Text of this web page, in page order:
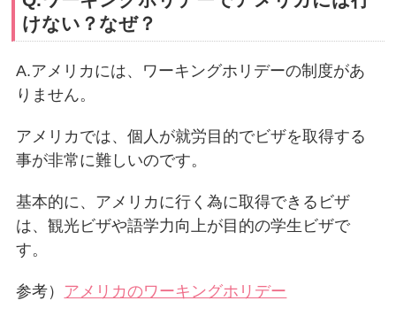
けない？なぜ？
A.アメリカには、ワーキングホリデーの制度があ
りません。
アメリカでは、個人が就労目的でビザを取得する
事が非常に難しいのです。
基本的に、アメリカに行く為に取得できるビザ
は、観光ビザや語学力向上が目的の学生ビザで
す。
参考） アメリカのワーキングホリデー